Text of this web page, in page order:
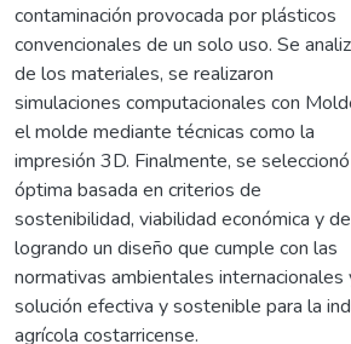
contaminación provocada por plásticos
convencionales de un solo uso. Se
de los materiales, se realizaron
simulaciones computacionales con
el molde mediante técnicas como la
impresión 3D. Finalmente, se
óptima basada en criterios de
sostenibilidad, viabilidad económica y
logrando un diseño que cumple con las
normativas ambientales internacionales
solución efectiva y sostenible para la
agrícola costarricense.